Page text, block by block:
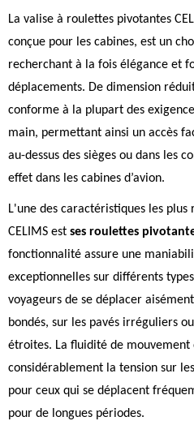
La valise à roulettes pivotantes
conçue pour les cabines, est un
recherchant à la fois élégance et
déplacements. De dimension
conforme à la plupart des
main, permettant ainsi un accès
au-dessus des sièges ou dans les
effet dans les cabines d’avion.
L'une des caractéristiques les
CELIMS est ses roulettes
fonctionnalité assure une
exceptionnelles sur différents
voyageurs de se déplacer
bondés, sur les pavés irréguliers
étroites. La fluidité de
considérablement la tension sur
pour ceux qui se déplacent
pour de longues périodes.